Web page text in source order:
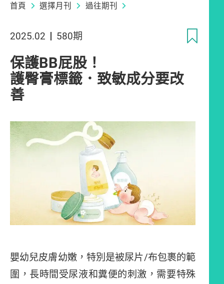
首頁 選擇月刊 過往期刊
2025.02 580期
保護BB屁股！
護臀膏標籤．致敏成分要改
善
嬰幼兒皮膚幼嫩，特別是被尿片/布包裹的範
圍，長時間受尿液和糞便的刺激，需要特殊